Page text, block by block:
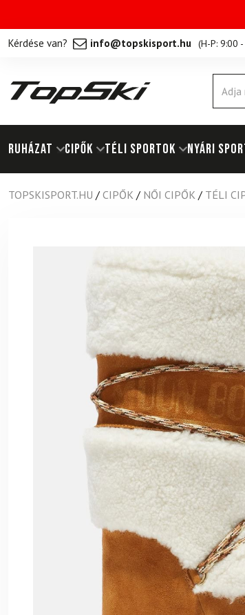
Kérdése van? info@topskisport.hu (H-P: 9:00
Products
search
RUHÁZAT Cipők TÉLI SPORTOK NYÁRI
TOPSKISPORT.HU / CIPŐK / NŐI CIPŐK / TÉLI